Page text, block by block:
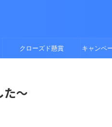
クローズド懸賞 キャンペ
～